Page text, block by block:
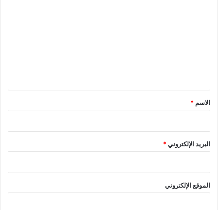
*
الاسم *
البريد الإلكتروني*
الموقع الإلكتروني